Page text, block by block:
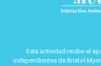
Esta actividad recibe el
independientes de Bristol-